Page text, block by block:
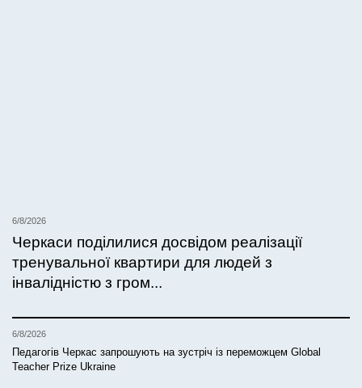
6/8/2026
Черкаси поділилися досвідом реалізації
тренувальної квартири для людей з
інвалідністю з гром...
6/8/2026
Педагогів Черкас запрошують на зустріч із переможцем Global
Teacher Prize Ukraine